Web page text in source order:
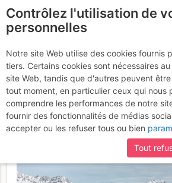
Pointe de
Couloir WSW en
par le col de Lâne
mars 2017
Contrôlez l'utilisation de
personnelles
Notre site Web utilise des cookies fournis
tiers. Certains cookies sont nécessaires
site Web, tandis que d'autres peuvent
tout moment, en particulier ceux qui nous
comprendre les performances de notre
fournir des fonctionnalités de médias
accepter ou les refuser tous ou bien
Tout